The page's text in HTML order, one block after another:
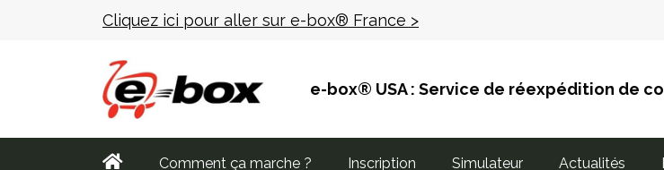
Cliquez ici pour aller sur e-box® France >
e-box® USA : Service de réexpédition de
Comment ça marche ? Inscription Simulateur Actualités